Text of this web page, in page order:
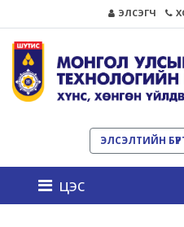
ЭЛСЭГЧ
ЭЛСЭЛТИЙН
цэс